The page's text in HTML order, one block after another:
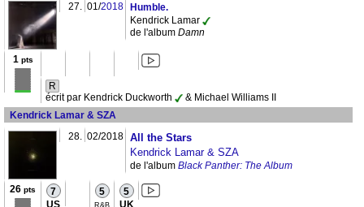
27. 01/2018
Humble.
Kendrick Lamar
de l'album Damn
1 pts
R
écrit par Kendrick Duckworth
& Michael Williams II
Kendrick Lamar & SZA
28. 02/2018 All the Stars
Kendrick Lamar & SZA
de l'album Black Panther: The Album
26 pts 7
US
5 5
UK